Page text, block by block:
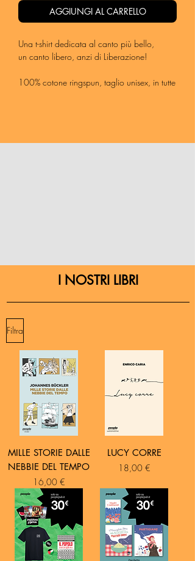
AGGIUNGI AL CARRELLO
Una t-shirt dedicata al canto più bello,
un canto libero, anzi di Liberazione!
100% cotone ringspun, taglio unisex, in tutte
I NOSTRI LIBRI
Filtra
MILLE STORIE DALLE
NEBBIE DEL TEMPO
Prezzo
16,00 €
LUCY CORRE
Prezzo
18,00 €